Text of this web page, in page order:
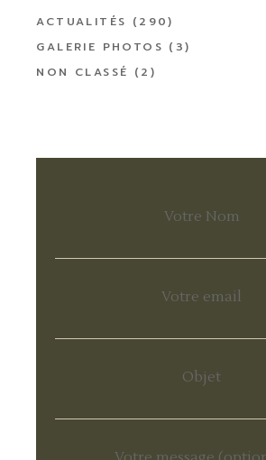
ACTUALITÉS (290)
GALERIE PHOTOS (3)
NON CLASSÉ (2)
Votre Nom
Votre email
Objet